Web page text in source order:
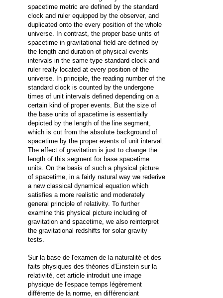
spacetime metric are defined by the standard
clock and ruler equipped by the observer, and
duplicated onto the every position of the whole
universe. In contrast, the proper base units of
spacetime in gravitational field are defined by
the length and duration of physical events
intervals in the same-type standard clock and
ruler really located at every position of the
universe. In principle, the reading number of the
standard clock is counted by the undergone
times of unit intervals defined depending on a
certain kind of proper events. But the size of
the base units of spacetime is essentially
depicted by the length of the line segment,
which is cut from the absolute background of
spacetime by the proper events of unit interval.
The effect of gravitation is just to change the
length of this segment for base spacetime
units. On the basis of such a physical picture
of spacetime, in a fairly natural way we rederive
a new classical dynamical equation which
satisfies a more realistic and moderately
general principle of relativity. To further
examine this physical picture including of
gravitation and spacetime, we also reinterpret
the gravitational redshifts for solar gravity
tests.
Sur la base de l'examen de la naturalité et des
faits physiques des théories d'Einstein sur la
relativité, cet article introduit une image
physique de l'espace temps légèrement
différente de la norme, en différenciant